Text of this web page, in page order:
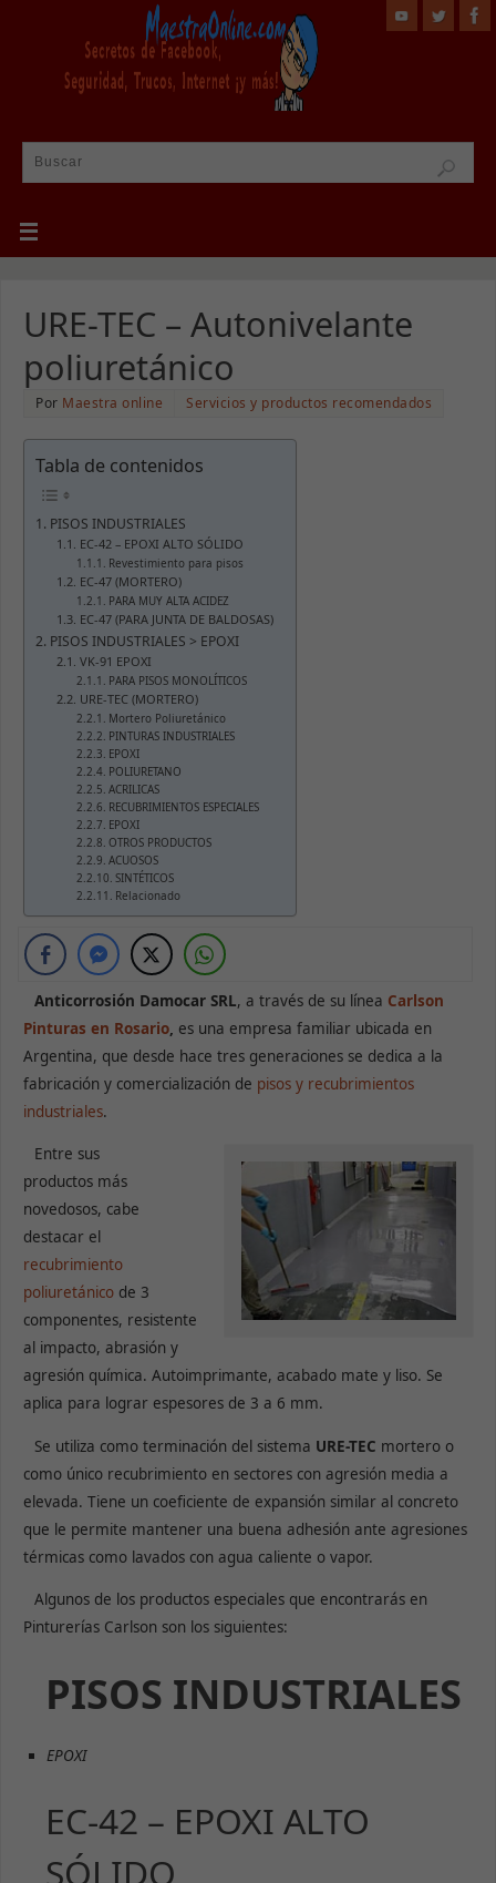
URE-TEC – Autonivelante
poliuretánico
Por Maestra online Servicios y productos recomendados
Tabla de contenidos
PISOS INDUSTRIALES
EC-42 – EPOXI ALTO SÓLIDO
Revestimiento para pisos
EC-47 (MORTERO)
PARA MUY ALTA ACIDEZ
EC-47 (PARA JUNTA DE BALDOSAS)
PISOS INDUSTRIALES > EPOXI
VK-91 EPOXI
PARA PISOS MONOLÍTICOS
URE-TEC (MORTERO)
Mortero Poliuretánico
PINTURAS INDUSTRIALES
EPOXI
POLIURETANO
ACRILICAS
RECUBRIMIENTOS ESPECIALES
EPOXI
OTROS PRODUCTOS
ACUOSOS
SINTÉTICOS
Relacionado
Anticorrosión Damocar SRL, a través de su línea Carlson
Pinturas en Rosario, es una empresa familiar ubicada en
Argentina, que desde hace tres generaciones se dedica a la
fabricación y comercialización de pisos y recubrimientos
industriales.
Entre sus
productos más
novedosos, cabe
destacar el
recubrimiento
poliuretánico de 3
componentes, resistente
al impacto, abrasión y
agresión química. Autoimprimante, acabado mate y liso. Se
aplica para lograr espesores de 3 a 6 mm.
Se utiliza como terminación del sistema URE-TEC mortero o
como único recubrimiento en sectores con agresión media a
elevada. Tiene un coeficiente de expansión similar al concreto
que le permite mantener una buena adhesión ante agresiones
térmicas como lavados con agua caliente o vapor.
Algunos de los productos especiales que encontrarás en
Pinturerías Carlson son los siguientes:
PISOS INDUSTRIALES
EPOXI
EC-42 – EPOXI ALTO
SÓLIDO